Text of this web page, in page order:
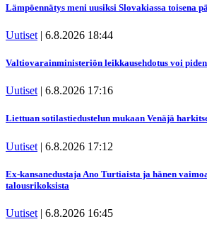
Lämpöennätys meni uusiksi Slovakiassa toisena
Uutiset | 6.8.2026 18:44
Valtiovarainministeriön leikkausehdotus voi
Uutiset | 6.8.2026 17:16
Liettuan sotilastiedustelun mukaan Venäjä
Uutiset | 6.8.2026 17:12
Ex-kansanedustaja Ano Turtiaista ja hänen
talousrikoksista
Uutiset | 6.8.2026 16:45